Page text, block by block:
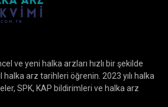
ve yeni halka arzları hızlı bir şekilde
arz tarihleri öğrenin. 2023 yılı halka
SPK, KAP bildirimleri ve halka arz